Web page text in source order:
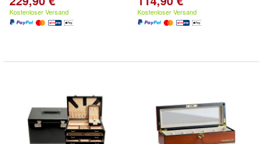
Kostenloser Versand Kostenloser Versand